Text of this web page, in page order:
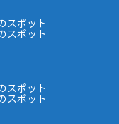
スポット
スポット
スポット
スポット